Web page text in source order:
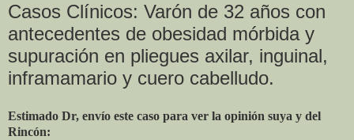
Casos Clínicos: Varón de 32 años con
antecedentes de obesidad mórbida y
supuración en pliegues axilar, inguinal,
inframamario y cuero cabelludo.
Estimado Dr, envío este caso para ver la opinión suya y del
Rincón: